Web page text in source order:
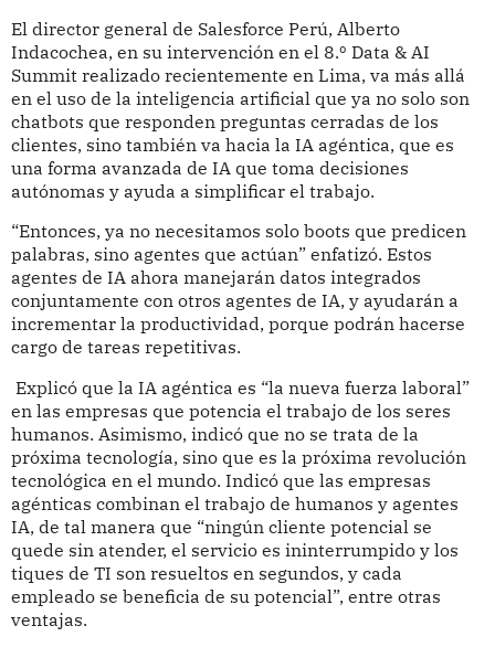
El director general de Salesforce Perú, Alberto
Indacochea, en su intervención en el 8.º Data & AI
Summit realizado recientemente en Lima, va más allá
en el uso de la inteligencia artificial que ya no solo son
chatbots que responden preguntas cerradas de los
clientes, sino también va hacia la IA agéntica, que es
una forma avanzada de IA que toma decisiones
autónomas y ayuda a simplificar el trabajo.
“Entonces, ya no necesitamos solo boots que predicen
palabras, sino agentes que actúan” enfatizó. Estos
agentes de IA ahora manejarán datos integrados
conjuntamente con otros agentes de IA, y ayudarán a
incrementar la productividad, porque podrán hacerse
cargo de tareas repetitivas.
Explicó que la IA agéntica es “la nueva fuerza laboral”
en las empresas que potencia el trabajo de los seres
humanos. Asimismo, indicó que no se trata de la
próxima tecnología, sino que es la próxima revolución
tecnológica en el mundo. Indicó que las empresas
agénticas combinan el trabajo de humanos y agentes
IA, de tal manera que “ningún cliente potencial se
quede sin atender, el servicio es ininterrumpido y los
tiques de TI son resueltos en segundos, y cada
empleado se beneficia de su potencial”, entre otras
ventajas.